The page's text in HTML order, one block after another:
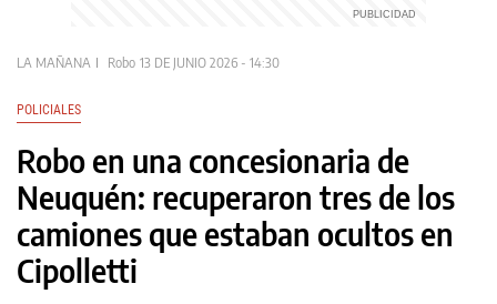
LA MAÑANA Robo 13 DE JUNIO 2026 - 14:30
POLICIALES
Robo en una concesionaria de
Neuquén: recuperaron tres de los
camiones que estaban ocultos en
Cipolletti